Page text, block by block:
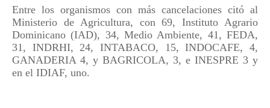
Entre los organismos con más cancelaciones citó al
Ministerio de Agricultura, con 69, Instituto Agrario
Dominicano (IAD), 34, Medio Ambiente, 41, FEDA,
31, INDRHI, 24, INTABACO, 15, INDOCAFE, 4,
GANADERIA 4, y BAGRICOLA, 3, e INESPRE 3 y
en el IDIAF, uno.